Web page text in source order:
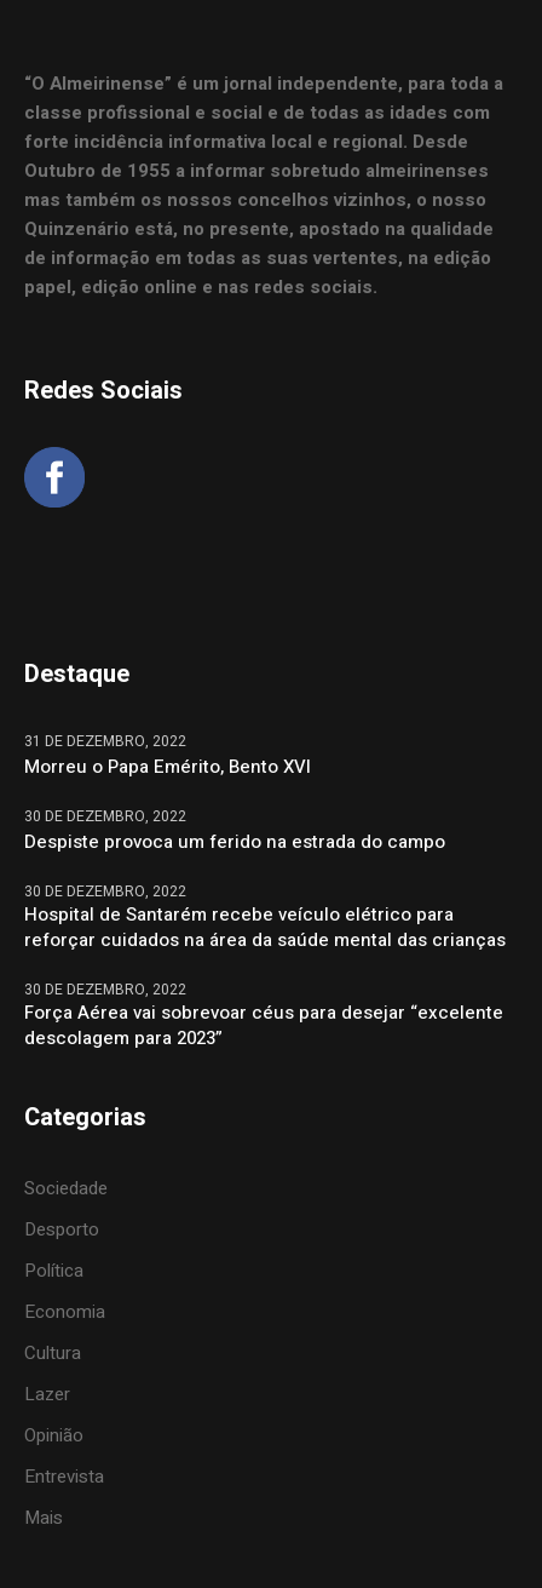
“O Almeirinense” é um jornal independente, para toda a
classe profissional e social e de todas as idades com
forte incidência informativa local e regional. Desde
Outubro de 1955 a informar sobretudo almeirinenses
mas também os nossos concelhos vizinhos, o nosso
Quinzenário está, no presente, apostado na qualidade
de informação em todas as suas vertentes, na edição
papel, edição online e nas redes sociais.
Redes Sociais
Destaque
31 DE DEZEMBRO, 2022
Morreu o Papa Emérito, Bento XVI
30 DE DEZEMBRO, 2022
Despiste provoca um ferido na estrada do campo
30 DE DEZEMBRO, 2022
Hospital de Santarém recebe veículo elétrico para
reforçar cuidados na área da saúde mental das crianças
30 DE DEZEMBRO, 2022
Força Aérea vai sobrevoar céus para desejar “excelente
descolagem para 2023”
Categorias
Sociedade
Desporto
Política
Economia
Cultura
Lazer
Opinião
Entrevista
Mais